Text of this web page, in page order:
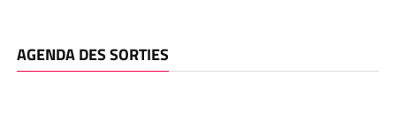
AGENDA DES SORTIES